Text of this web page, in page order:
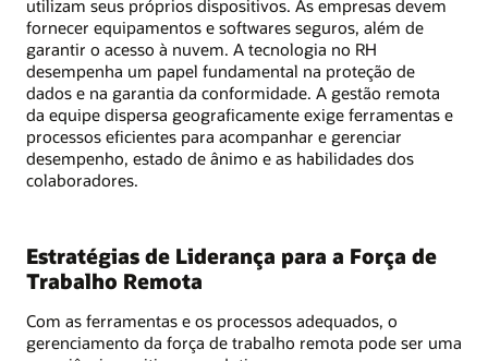
utilizam seus próprios dispositivos. As empresas devem
fornecer equipamentos e softwares seguros, além de
garantir o acesso à nuvem. A tecnologia no RH
desempenha um papel fundamental na proteção de
dados e na garantia da conformidade. A gestão remota
da equipe dispersa geograficamente exige ferramentas e
processos eficientes para acompanhar e gerenciar
desempenho, estado de ânimo e as habilidades dos
colaboradores.
Estratégias de Liderança para a Força de
Trabalho Remota
Com as ferramentas e os processos adequados, o
gerenciamento da força de trabalho remota pode ser uma